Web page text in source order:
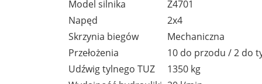
Model silnika
Z4701
Napęd
2x4
Skrzynia biegów
Mechaniczna
Przełożenia
10 do przodu / 2 do
Udźwig tylnego TUZ
1350 kg